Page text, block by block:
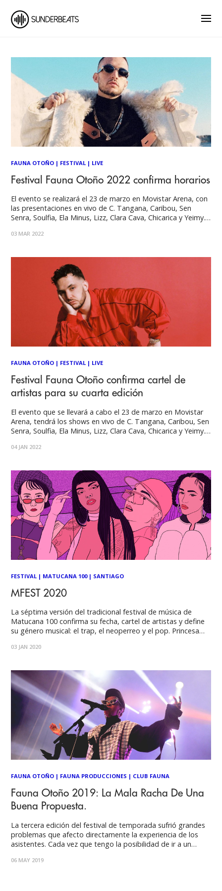
FAUNA OTOÑO | FESTIVAL | LIVE
Festival Fauna Otoño 2022 confirma horarios
El evento se realizará el 23 de marzo en Movistar Arena, con
las presentaciones en vivo de C. Tangana, Caribou, Sen
Senra, Soulfia, Ela Minus, Lizz, Clara Cava, Chicarica y Yeimy.
un stock limitado de entradas a la venta
03 MAR 2022
FAUNA OTOÑO | FESTIVAL | LIVE
Festival Fauna Otoño confirma cartel de
artistas para su cuarta edición
El evento que se llevará a cabo el 23 de marzo en Movistar
Arena, tendrá los shows en vivo de C. Tangana, Caribou, Sen
Senra, Soulfia, Ela Minus, Lizz, Clara Cava, Chicarica y Yeimy.
próximo 23 de marzo se llevará a
04 JAN 2022
FESTIVAL | MATUCANA 100| SANTIAGO
MFEST 2020
La séptima versión del tradicional festival de música de
Matucana 100 confirma su fecha, cartel de artistas y define
su género musical: el trap, el neoperreo y el pop. Princesa
17 de enero de 2020. Cuatro voces femeninas
03 JAN 2020
FAUNA OTOÑO | FAUNA PRODUCCIONES | CLUB FAUNA
Fauna Otoño 2019: La Mala Racha De Una
Buena Propuesta.
La tercera edición del festival de temporada sufrió grandes
problemas que afecto directamente la experiencia de los
asistentes. Cada vez que tengo la posibilidad de ir a un
mantengo una ansiedad por la espera desde el momento en
06 MAY 2019